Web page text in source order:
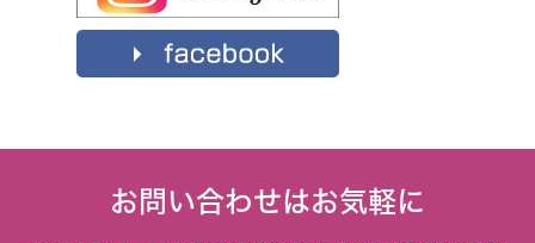
お問い合わせはお気軽に